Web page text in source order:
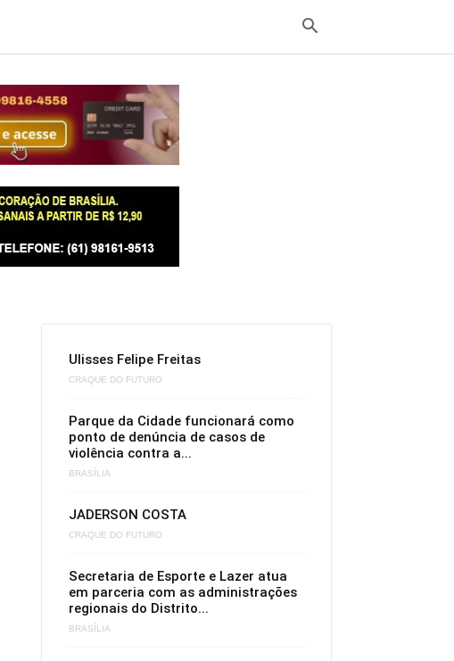
Ulisses Felipe Freitas
CRAQUE DO FUTURO
Parque da Cidade funcionará como
ponto de denúncia de casos de
violência contra a...
BRASÍLIA
JADERSON COSTA
CRAQUE DO FUTURO
Secretaria de Esporte e Lazer atua
em parceria com as administrações
regionais do Distrito...
BRASÍLIA